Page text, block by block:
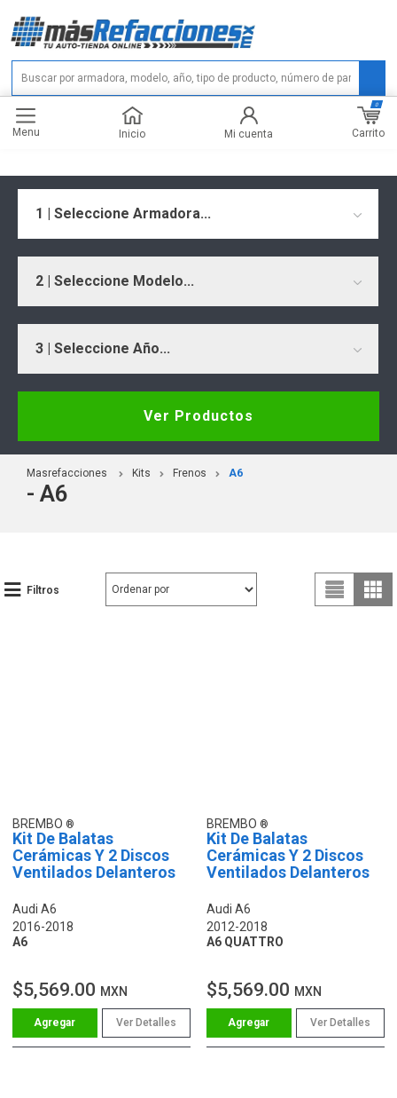
Menu Inicio Mi cuenta Carrito
0
1 | Seleccione Armadora...
2 | Seleccione Modelo...
3 | Seleccione Año...
Ver Productos
Masrefacciones Kits Frenos A6
- A6
Filtros
BREMBO
Kit De Balatas
Cerámicas Y 2 Discos
Ventilados Delanteros
Audi A6
2016-2018
A6
$5,569.00 MXN
Ver Detalles
BREMBO
Kit De Balatas
Cerámicas Y 2 Discos
Ventilados Delanteros
Audi A6
2012-2018
A6 QUATTRO
$5,569.00 MXN
Ver Detalles